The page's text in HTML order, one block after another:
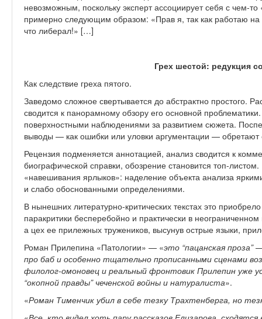
невозможным, поскольку эксперт ассоциирует себя с чем-
примерно следующим образом: «Прав я, так как работаю
что либерал!» […]
Грех шестой: редукция
Как следствие греха пятого.
Заведомо сложное свертывается до абстрактно простого.
сводится к панорамному обзору его основной
поверхностными наблюдениями за развитием сюжета.
выводы — как ошибки или уловки аргументации — обретают
Рецензия подменяется аннотацией, анализ сводится к
биографической справки, обозрение становится топ-
«навешивания ярлыков»: наделение объекта анализа
и слабо обоснованными определениями.
В нынешних литературно-критических текстах это
паракритики бесперебойно и практически в
а цех ее прилежных тружеников, высунув острые языки,
Роман Прилепина «Патологии» — «это “пацанская проза”
про баб и особенно тщательно прописанными сценами
филолог-омоновец и реальный фронтовик Прилепин уже
“окопной правды” чеченской войны и натуралиста».
«Роман Тименчик убил в себе тезку Трахтенберга, но